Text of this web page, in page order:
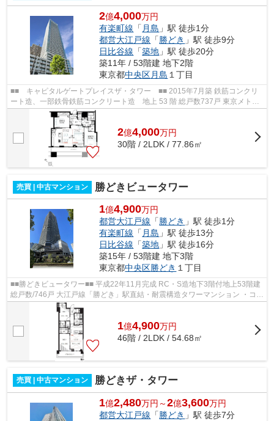
2億4,000万円
有楽町線 「 月島 」駅 徒歩1分
都営大江戸線 「 勝どき 」駅 徒歩9分
日比谷線 「築地 」駅 徒歩20分
築11年 / 53階建 地下2階
東京都中央区月島 １丁目
■■ キャピタルゲートプレイスザ・タワー ■■ 2015年7月築 鉄筋コンクリ
ート造、一部鉄骨鉄筋コンクリート造 地上 53 階 総戸数737戸 東京メトロ
有楽町線「月島」駅徒歩1分 都営大...
2億4,000万円
30階 / 2LDK / 77.86㎡
売買 | 中古マンション 勝どきビュータワー
1億4,900万円
都営大江戸線 「勝どき 」駅 徒歩1分
有楽町線 「 月島 」駅 徒歩13分
日比谷線 「築地 」駅 徒歩16分
築15年 / 53階建 地下3階
東京都中央区勝どき １丁目
■■勝どきビュータワー■■ 平成22年11月完成 RC・S造地下3階付地上53階建
総戸数/746戸 大江戸線「勝どき」駅直結・耐震構造タワーマンション ・コン
シェルジュサービス＆24時間有人...
1億4,900万円
46階 / 2LDK / 54.68㎡
売買 | 中古マンション 勝どきザ・タワー
1億2,480万円～2億3,600万円
都営大江戸線 「勝どき 」駅 徒歩7分